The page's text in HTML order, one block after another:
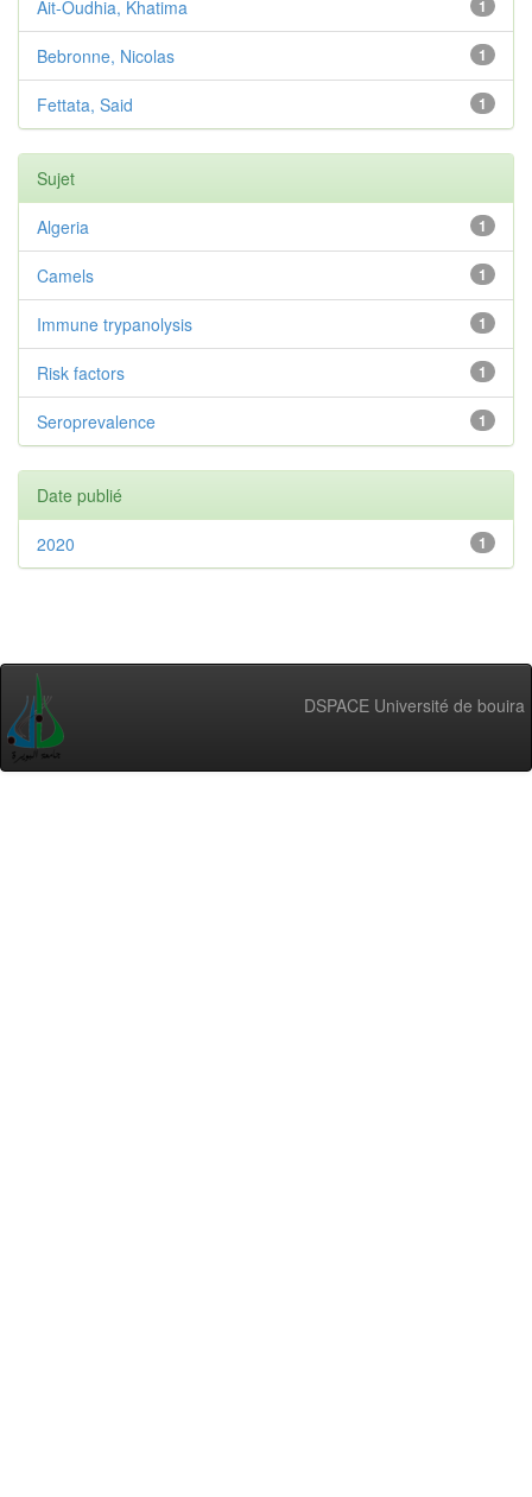
1
Ait-Oudhia, Khatima
1
Bebronne, Nicolas
1
Fettata, Said
Sujet
1
Algeria
1
Camels
1
Immune trypanolysis
1
Risk factors
1
Seroprevalence
Date publié
1
2020
DSPACE Université de bouira